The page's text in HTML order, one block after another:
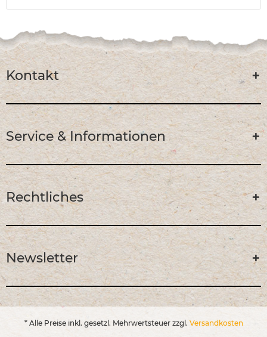
Kontakt
Service & Informationen
Rechtliches
Newsletter
* Alle Preise inkl. gesetzl. Mehrwertsteuer zzgl. Versandkosten